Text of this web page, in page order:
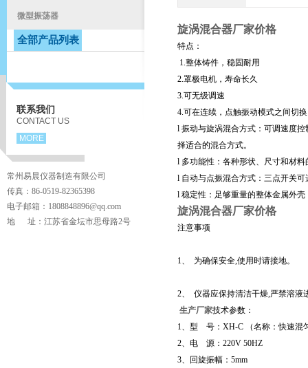
微型振荡器
全部产品列表
联系我们
CONTACT US
MORE
常州易晨仪器制造有限公司
传真：86-0519-82365398
电子邮箱：1808848896@qq.com
地 址：江苏省金坛市思母路2号
旋涡混合器厂家价格
特点：
1.整体铸件，稳固耐用
2.罩极电机，寿命长久
3.可无级调速
4.可在连续，点触振动模式之间切换
l 振动与旋涡混合方式：可调速度
择适合的混合方式。
l 多功能性：各种形状、尺寸和材
l 自动与点振混合方式：三点开关
l 稳定性：足够重量的整体金属外
旋涡混合器厂家价格
注意事项
1、 为确保安全,使用时请接地。
2、 仪器应保持清洁干燥,严禁溶液
生产厂家技术参数：
1、型 号：XH-C （名称：快速混
2、电 源：220V 50HZ
3、回旋振幅：5mm